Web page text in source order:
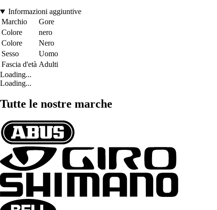
Informazioni aggiuntive
Marchio
Gore
Colore
nero
Colore
Nero
Sesso
Uomo
Fascia d'età Adulti
Loading...
Loading...
Tutte le nostre marche